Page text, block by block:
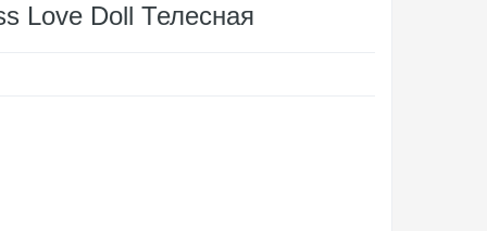
Love Doll Телесная